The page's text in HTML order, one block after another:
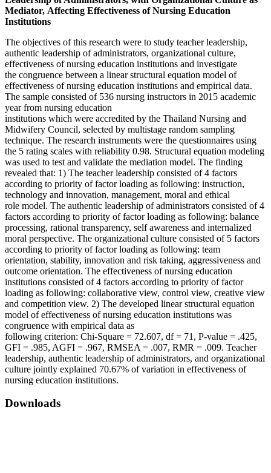
Mediator, Affecting Effectiveness of Nursing Education
Institutions
The objectives of this research were to study teacher leadership,
authentic leadership of administrators, organizational culture,
effectiveness of nursing education institutions and investigate
the congruence between a linear structural equation model of
effectiveness of nursing education institutions and empirical data.
The sample consisted of 536 nursing instructors in 2015 academic
year from nursing education
institutions which were accredited by the Thailand Nursing and
Midwifery Council, selected by multistage random sampling
technique. The research instruments were the questionnaires using
the 5 rating scales with reliability 0.98. Structural equation modeling
was used to test and validate the mediation model. The finding
revealed that: 1) The teacher leadership consisted of 4 factors
according to priority of factor loading as following: instruction,
technology and innovation, management, moral and ethical
role model. The authentic leadership of administrators consisted of 4
factors according to priority of factor loading as following: balance
processing, rational transparency, self awareness and internalized
moral perspective. The organizational culture consisted of 5 factors
according to priority of factor loading as following: team
orientation, stability, innovation and risk taking, aggressiveness and
outcome orientation. The effectiveness of nursing education
institutions consisted of 4 factors according to priority of factor
loading as following: collaborative view, control view, creative view
and competition view. 2) The developed linear structural equation
model of effectiveness of nursing education institutions was
congruence with empirical data as
following criterion: Chi-Square = 72.607, df = 71, P-value = .425,
GFI = .985, AGFI = .967, RMSEA = .007, RMR = .009. Teacher
leadership, authentic leadership of administrators, and organizational
culture jointly explained 70.67% of variation in effectiveness of
nursing education institutions.
Downloads